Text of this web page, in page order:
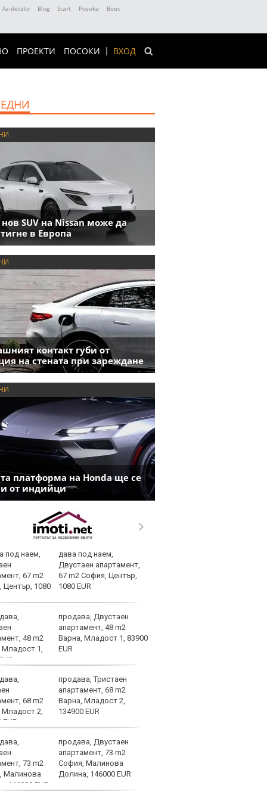
Az-deteto Blog Start Posoka
Boec
ВХОД
ПРОЕКТИ ПОСОКИ
SUV на Nissan може да
в Европа
контакт губи от
на стената при зареждане
платформа на Honda ще се
от индийци
дава под наем,
Двустаен апартамент,
67 m2 София, Център,
1080 EUR
продава, Двустаен
апартамент, 48 m2
Варна, Младост 1, 83900
EUR
продава, Тристаен
апартамент, 68 m2
Варна, Младост 2,
134900 EUR
продава, Двустаен
апартамент, 73 m2
София, Малинова
Долина, 146000 EUR